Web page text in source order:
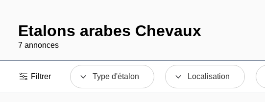
Etalons arabes Chevaux
7 annonces
Filtrer Type d'étalon Localisation